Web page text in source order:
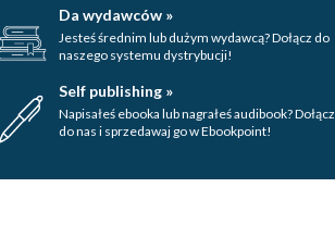
Da wydawców »
Jesteś średnim lub dużym wydawcą? Dołącz do
naszego systemu dystrybucji!
Self publishing »
Napisałeś ebooka lub nagrałeś audibook? Dołącz
do nas i sprzedawaj go w Ebookpoint!